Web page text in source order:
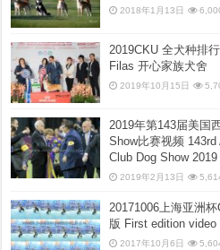
2018年1月13日
2019CKU 全犬种排
Filas 开心家族犬舍
2019年10月15日
2019年第143届美国
Show比赛视频
Club Dog Show
2019年2月13日
20171006上海亚洲
版 First edition video
2017年10月6日